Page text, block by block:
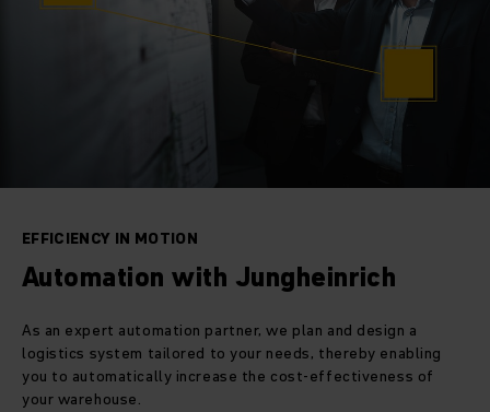
EFFICIENCY IN MOTION
Automation with Jungheinrich
As an expert automation partner, we plan and design a
logistics system tailored to your needs, thereby enabling
you to automatically increase the cost-effectiveness of
your warehouse.